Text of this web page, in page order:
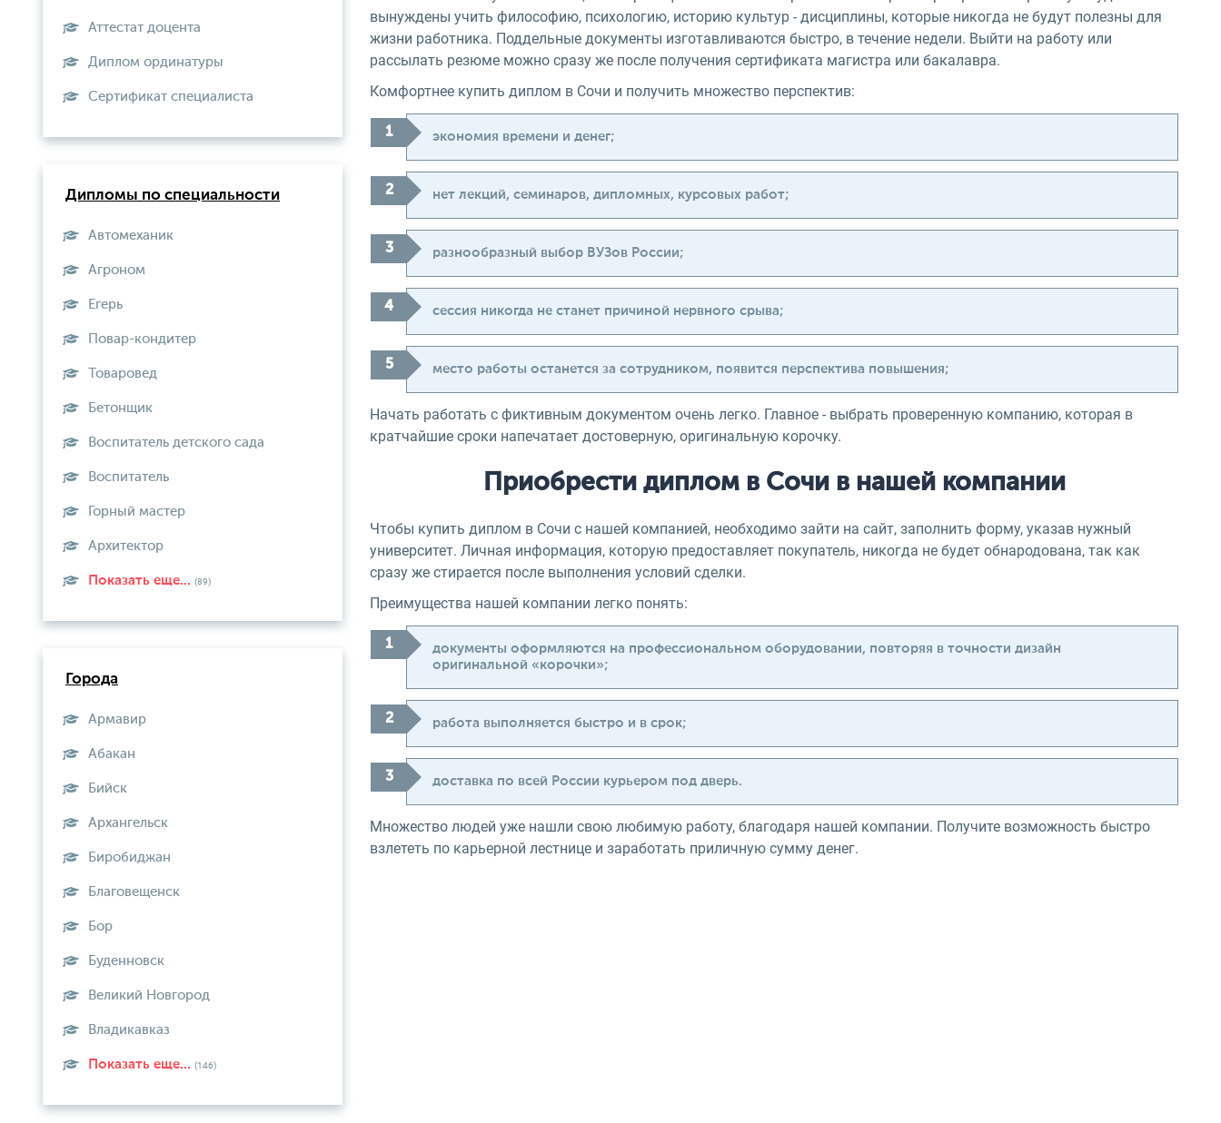
вынуждены учить философию, психологию, историю культур - дисциплины, которые никогда не будут полезны для
жизни работника. Поддельные документы изготавливаются быстро, в течение недели. Выйти на работу или
рассылать резюме можно сразу же после получения сертификата магистра или бакалавра.
Комфортнее купить диплом в Сочи и получить множество перспектив:
экономия времени и денег;
нет лекций, семинаров, дипломных, курсовых работ;
разнообразный выбор ВУЗов России;
сессия никогда не станет причиной нервного срыва;
место работы останется за сотрудником, появится перспектива повышения;
Начать работать с фиктивным документом очень легко. Главное - выбрать проверенную компанию, которая в
кратчайшие сроки напечатает достоверную, оригинальную корочку.
Приобрести диплом в Сочи в нашей компании
Чтобы купить диплом в Сочи с нашей компанией, необходимо зайти на сайт, заполнить форму, указав нужный
университет. Личная информация, которую предоставляет покупатель, никогда не будет обнародована, так как
сразу же стирается после выполнения условий сделки.
Преимущества нашей компании легко понять:
документы оформляются на профессиональном оборудовании, повторяя в точности дизайн
оригинальной «корочки»;
работа выполняется быстро и в срок;
доставка по всей России курьером под дверь.
Множество людей уже нашли свою любимую работу, благодаря нашей компании. Получите возможность быстро
взлететь по карьерной лестнице и заработать приличную сумму денег.
Аттестат доцента
Диплом ординатуры
Сертификат специалиста
Дипломы по специальности
Автомеханик
Агроном
Егерь
Повар-кондитер
Товаровед
Бетонщик
Воспитатель детского сада
Воспитатель
Горный мастер
Архитектор
Показать еще... (89)
Города
Армавир
Абакан
Бийск
Архангельск
Биробиджан
Благовещенск
Бор
Буденновск
Великий Новгород
Владикавказ
Показать еще... (146)